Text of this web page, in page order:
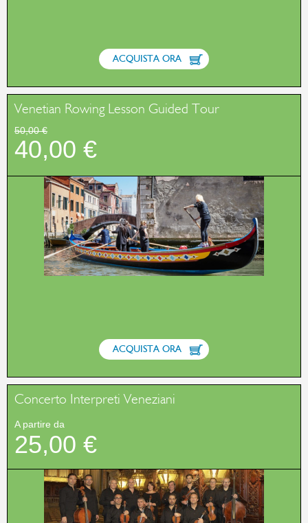
ACQUISTA ORA
Venetian Rowing Lesson Guided Tour
50,00 €
40,00 €
ACQUISTA ORA
Concerto Interpreti Veneziani
A partire da
25,00 €